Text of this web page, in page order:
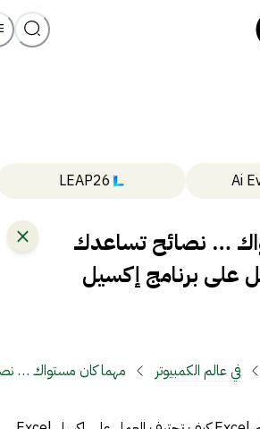
Ai
LEAP26
… نصائح تساعدك
على برنامج إكسيل
في عالم الكمبيوتر مهما كان مستواك …